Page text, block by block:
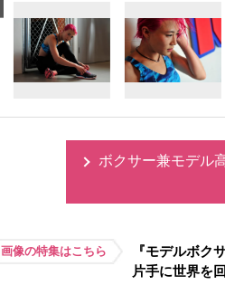
ボクサー兼モデル
画像の特集はこちら
『モデルボク
片手に世界を